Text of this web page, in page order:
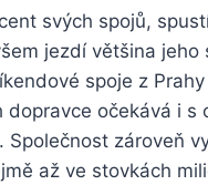
svých spojů,
jezdí většina jeho
spoje z
očekává i s
zároveň
až ve stovkách